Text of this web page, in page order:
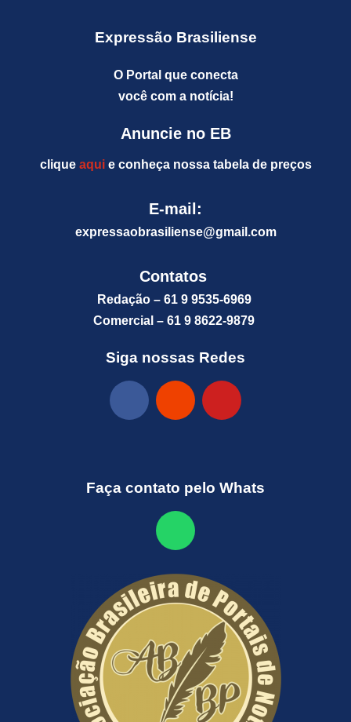
Expressão Brasiliense
O Portal que conecta
você com a notícia!
Anuncie no EB
clique aquie conheça nossa tabela de preços
E-mail:
expressaobrasiliense@gmail.com
Contatos
Redação – 61 9 9535-6969
Comercial – 61 9 8622-9879
Siga nossas Redes
Faça contato pelo Whats